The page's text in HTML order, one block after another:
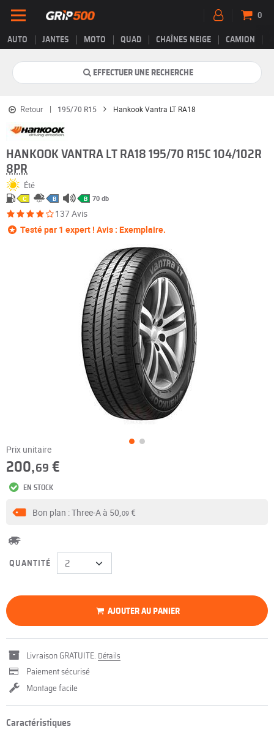
AUTO JANTES MOTO QUAD CHAÎNES NEIGE CAMION
0
EFFECTUER UNE RECHERCHE
Retour 195/70 R15 Hankook Vantra LT RA18
HANKOOK VANTRA LT RA18 195/70 R15C 104/102R
8PR
Été
C B B 70 db
137 Avis
Testé par 1 expert ! Avis : Exemplaire.
Prix unitaire
200,69 €
EN STOCK
Bon plan : Three-A à 50,09€
QUANTITÉ
AJOUTER AU PANIER
Livraison GRATUITE. Détails
Paiement sécurisé
Montage facile
Caractéristiques